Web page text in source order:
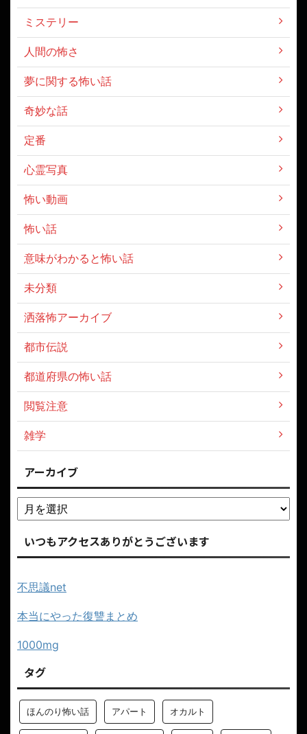
ミステリー
人間の怖さ
夢に関する怖い話
奇妙な話
定番
心霊写真
怖い動画
怖い話
意味がわかると怖い話
未分類
洒落怖アーカイブ
都市伝説
都道府県の怖い話
閲覧注意
雑学
アーカイブ
いつもアクセスありがとうございます
不思議net
本当にやった復讐まとめ
1000mg
タグ
ほんのり怖い話 アパート オカルト